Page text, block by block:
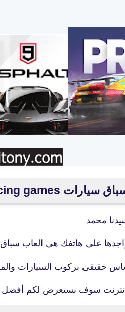
محمد
على هاتفك هى العاب سباق
حقيقى بركوب السيارات
سوف نستعرض لكم أفضل 5 ألعب سيارات.